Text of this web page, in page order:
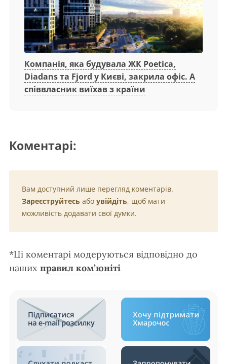
Компанія, яка будувала ЖК Poetica,
Diadans та Fjord у Києві, закрила офіс. А
співвласник виїхав з країни
Коментарі:
Вам доступний лише перегляд коментарів.
Зареєструйтесь або увійдіть, щоб мати
можливість додавати свої думки.
*Ці коментарі модеруються відповідно до
наших правил ком’юніті